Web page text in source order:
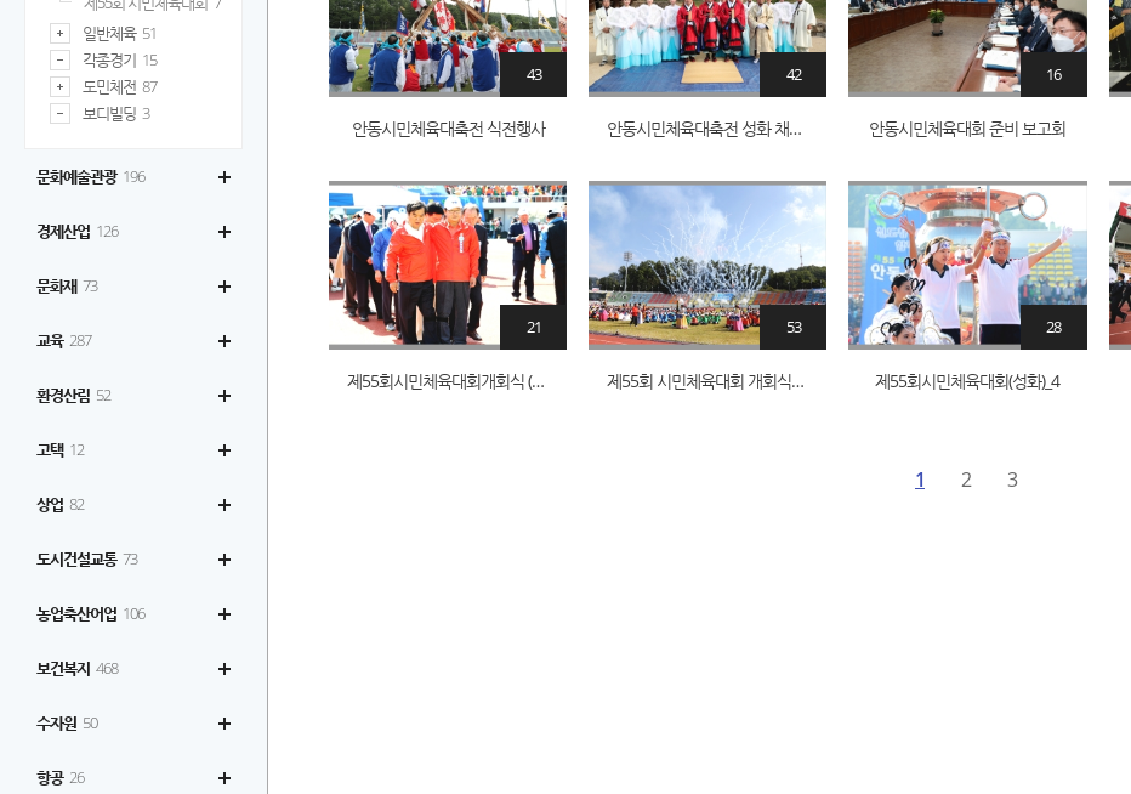
일반체육 51
각종경기 15
도민체전 87
보디빌딩 3
문화예술관광 196
경제산업 126
문화재 73
교육 287
환경산림 52
고택 12
상업 82
도시건설교통 73
농업축산어업 106
보건복지 468
수자원 50
항공 26
안동시민체육대축전 식전행사
43
안동시민체육대축전 성화 채화식
42
안동시민체육대회 준비 보고회
16
제55회시민체육대회개회식 (기관장 경기)_1
21
제55회 시민체육대회 개회식_29
53
제55회시민체육대회(성화)_4
28
1 2 3